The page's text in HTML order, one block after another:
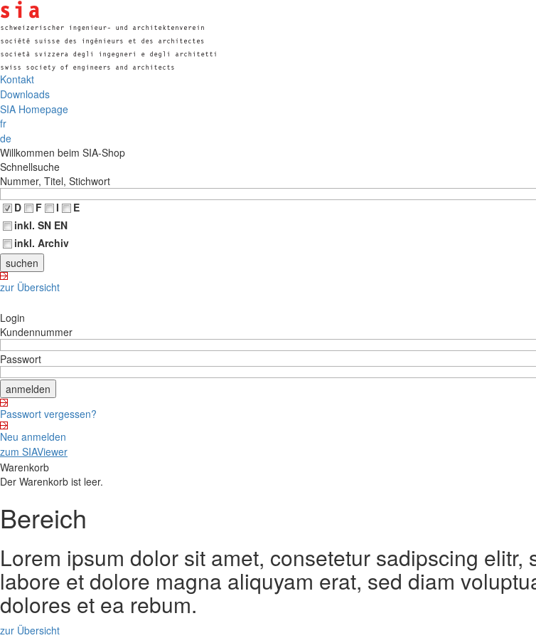
Kontakt
Downloads
SIA Homepage
fr
de
Willkommen beim SIA-Shop
Schnellsuche
Nummer, Titel, Stichwort
D
F I
E
inkl. SN EN
inkl. Archiv
zur Übersicht
Login
Kundennummer
Passwort
Passwort vergessen?
Neu anmelden
zum SIAViewer
Warenkorb
Der Warenkorb ist leer.
Bereich
Lorem ipsum dolor sit amet, consetetur sadipscing
labore et dolore magna aliquyam erat, sed diam
dolores et ea rebum.
zur Übersicht